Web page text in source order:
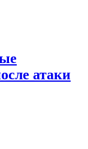
атаки